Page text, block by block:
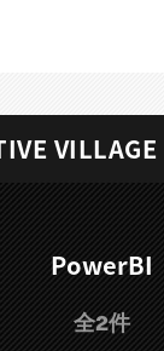
探す
人検索
VILLAGE
PowerBI
全2件